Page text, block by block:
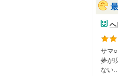
サマ
夢が
ない